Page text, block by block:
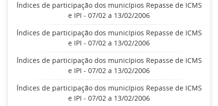
Índices de participação dos municípios Repasse de ICMS
e IPI - 07/02 a 13/02/2006
Índices de participação dos municípios Repasse de ICMS
e IPI - 07/02 a 13/02/2006
Índices de participação dos municípios Repasse de ICMS
e IPI - 07/02 a 13/02/2006
Índices de participação dos municípios Repasse de ICMS
e IPI - 07/02 a 13/02/2006